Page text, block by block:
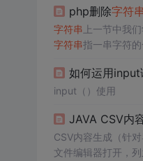
php删除字符串
字符串 上一节中我
字符串指一串字符
如何运用input
input（）使用
JAVA CSV内
CSV内容生成（针
文件编辑器打开，列